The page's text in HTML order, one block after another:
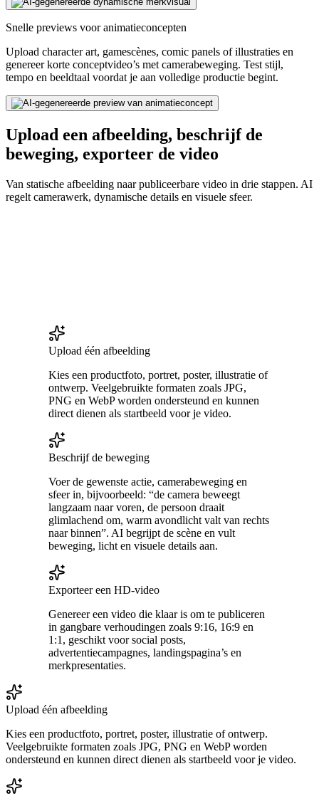
Snelle previews voor animatieconcepten
Upload character art, gamescènes, comic panels of illustraties en
genereer korte conceptvideo’s met camerabeweging. Test stijl,
tempo en beeldtaal voordat je aan volledige productie begint.
Upload een afbeelding, beschrijf de
beweging, exporteer de video
Van statische afbeelding naar publiceerbare video in drie stappen. AI
regelt camerawerk, dynamische details en visuele sfeer.
Upload één afbeelding
Kies een productfoto, portret, poster, illustratie of
ontwerp. Veelgebruikte formaten zoals JPG,
PNG en WebP worden ondersteund en kunnen
direct dienen als startbeeld voor je video.
Beschrijf de beweging
Voer de gewenste actie, camerabeweging en
sfeer in, bijvoorbeeld: “de camera beweegt
langzaam naar voren, de persoon draait
glimlachend om, warm avondlicht valt van rechts
naar binnen”. AI begrijpt de scène en vult
beweging, licht en visuele details aan.
Exporteer een HD-video
Genereer een video die klaar is om te publiceren
in gangbare verhoudingen zoals 9:16, 16:9 en
1:1, geschikt voor social posts,
advertentiecampagnes, landingspagina’s en
merkpresentaties.
Upload één afbeelding
Kies een productfoto, portret, poster, illustratie of ontwerp.
Veelgebruikte formaten zoals JPG, PNG en WebP worden
ondersteund en kunnen direct dienen als startbeeld voor je video.